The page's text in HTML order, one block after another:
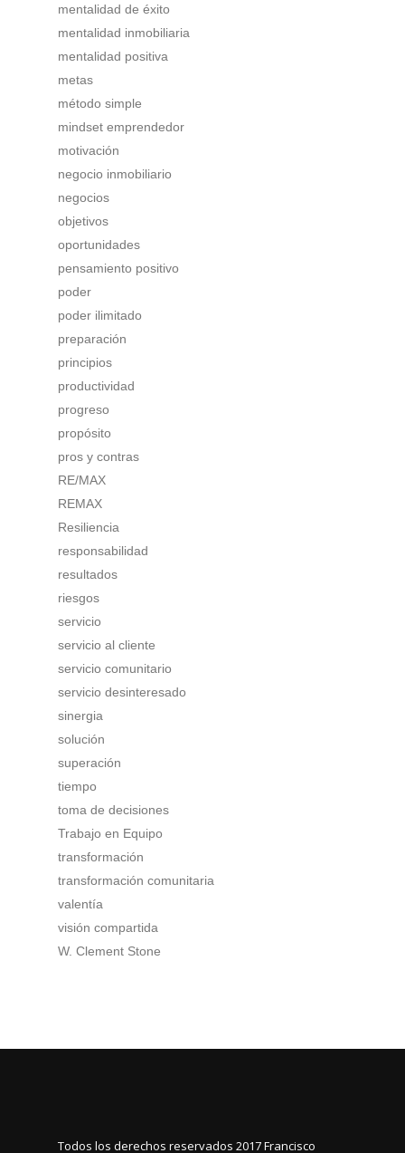
mentalidad de éxito
mentalidad inmobiliaria
mentalidad positiva
metas
método simple
mindset emprendedor
motivación
negocio inmobiliario
negocios
objetivos
oportunidades
pensamiento positivo
poder
poder ilimitado
preparación
principios
productividad
progreso
propósito
pros y contras
RE/MAX
REMAX
Resiliencia
responsabilidad
resultados
riesgos
servicio
servicio al cliente
servicio comunitario
servicio desinteresado
sinergia
solución
superación
tiempo
toma de decisiones
Trabajo en Equipo
transformación
transformación comunitaria
valentía
visión compartida
W. Clement Stone
Todos los derechos reservados 2017Francisco